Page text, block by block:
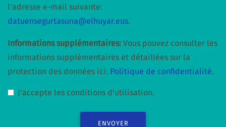
l'adresse e-mail suivante:
datuensegurtasuna@elhuyar.eus.
Informations supplémentaires: Vous pouvez consulter les
informations supplémentaires et détaillées sur la
protection des données ici: Politique de confidentialité.
J'accepte les conditions d'utilisation.
ENVOYER